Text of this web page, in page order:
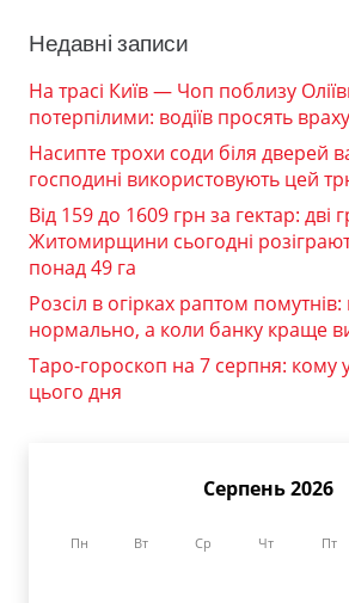
Недавні записи
На трасі Київ — Чоп поблизу
потерпілими: водіїв просять
Насипте трохи соди біля дверей
господині використовують цей
Від 159 до 1609 грн за гектар: дві
Житомирщини сьогодні
понад 49 га
Розсіл в огірках раптом
нормально, а коли банку краще
Таро-гороскоп на 7 серпня: кому
цього дня
Серпень 2026
Пн Вт Ср Чт Пт